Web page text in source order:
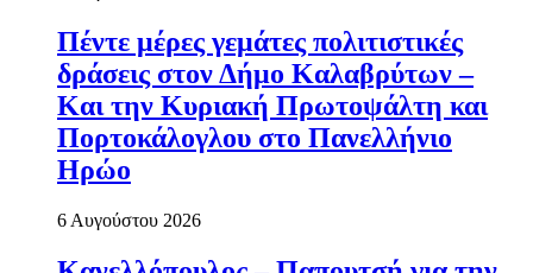
Πέντε μέρες γεμάτες πολιτιστικές
δράσεις στον Δήμο Καλαβρύτων –
Και την Κυριακή Πρωτοψάλτη και
Πορτοκάλογλου στο Πανελλήνιο
Ηρώο
6 Αυγούστου 2026